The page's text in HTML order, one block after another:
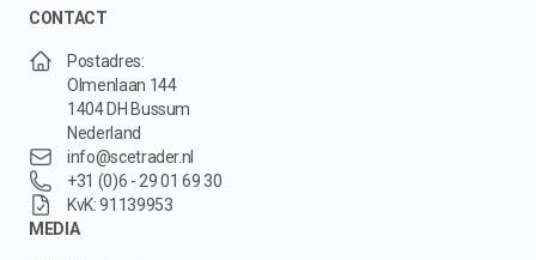
CONTACT
Postadres:
Olmenlaan 144
1404 DH Bussum
Nederland
info@scetrader.nl
+31 (0)6 - 29 01 69 30
KvK: 91139953
MEDIA